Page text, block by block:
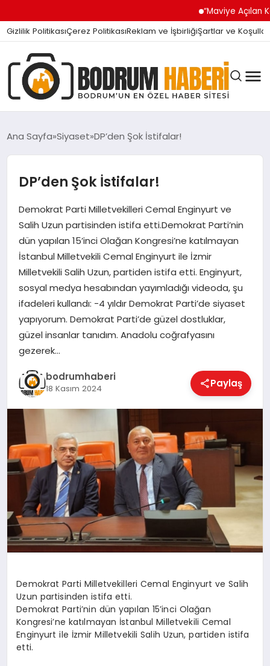
“Maviye Açılan Kapı”
Gizlilik PolitikasıÇerez PolitikasıReklam ve İşbirliğiŞartlar ve Koşullar
SIYASET
MAGAZIN
KÖŞE YAZILARI
SPOR
MUĞLA
Ana Sayfa Siyaset DP’den Şok İstifalar!
DP’den Şok İstifalar!
Demokrat Parti Milletvekilleri Cemal Enginyurt ve
Salih Uzun partisinden istifa etti.Demokrat Parti’nin
dün yapılan 15’inci Olağan Kongresi’ne katılmayan
İstanbul Milletvekili Cemal Enginyurt ile İzmir
Milletvekili Salih Uzun, partiden istifa etti. Enginyurt,
sosyal medya hesabından yayımladığı videoda, şu
ifadeleri kullandı: -4 yıldır Demokrat Parti’de siyaset
yapıyorum. Demokrat Parti’de güzel dostluklar,
güzel insanlar tanıdım. Anadolu coğrafyasını
gezerek…
bodrumhaberi
18 Kasım 2024 Paylaş
Demokrat Parti Milletvekilleri Cemal Enginyurt ve Salih
Uzun partisinden istifa etti.
Demokrat Parti’nin dün yapılan 15’inci Olağan
Kongresi’ne katılmayan İstanbul Milletvekili Cemal
Enginyurt ile İzmir Milletvekili Salih Uzun, partiden istifa
etti.